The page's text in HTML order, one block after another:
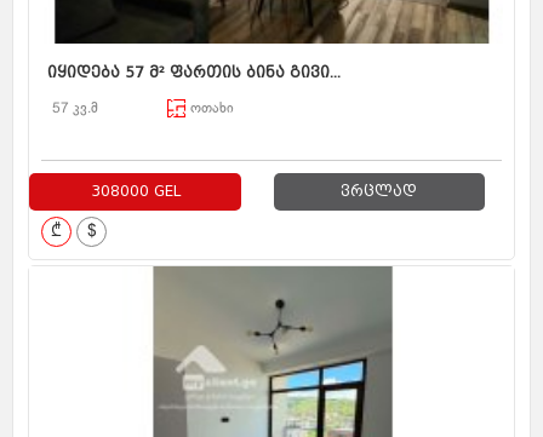
იყიდება 57 მ² ფართის ბინა გივი...
57 კვ.მ ოთახი
308000 GEL ვრცლად
₾ $